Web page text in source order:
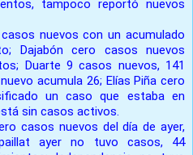
tampoco reportó nuevos
nuevos con un acumulado
Dajabón cero casos nuevos
Duarte 9 casos nuevos, 141
acumula 26; Elías Piña cero
un caso que estaba en
sin casos activos.
casos nuevos del día de ayer,
ayer no tuvo casos, 44